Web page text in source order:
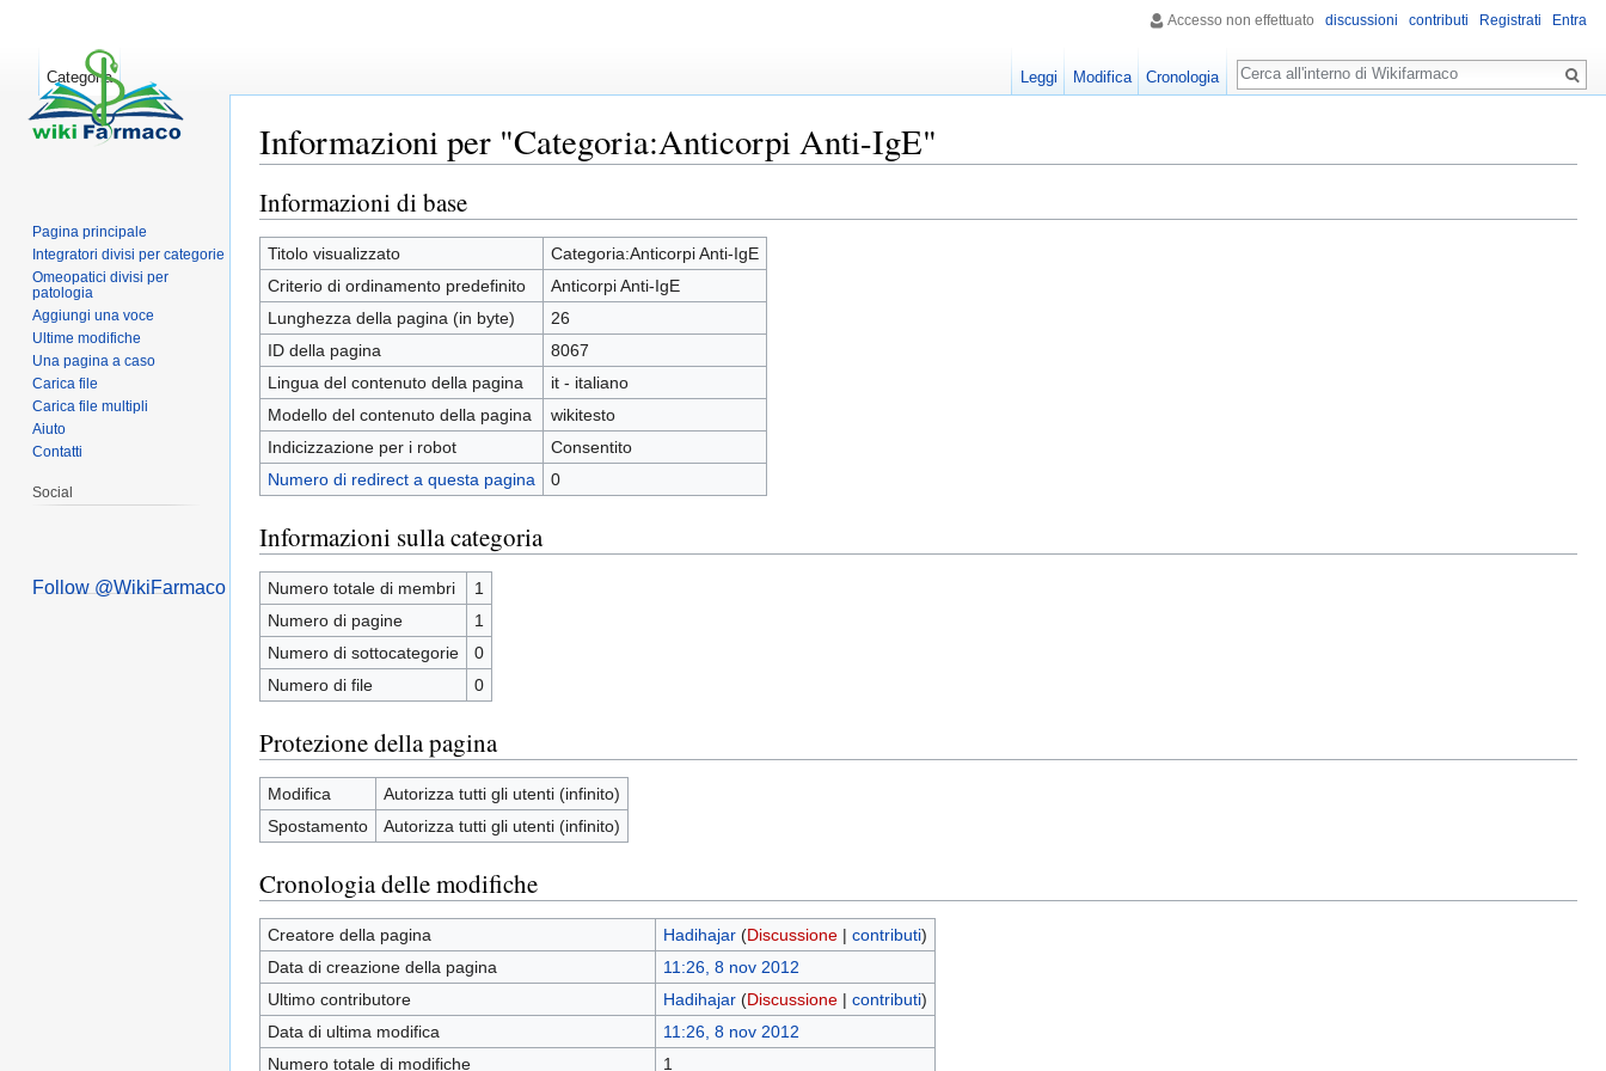
Informazioni per "Categoria:Anticorpi Anti-IgE"
Informazioni di base
Titolo visualizzato
Categoria:Anticorpi Anti-IgE
Criterio di ordinamento predefinito
Anticorpi Anti-IgE
Lunghezza della pagina (in byte)
26
ID della pagina
8067
Lingua del contenuto della pagina
it - italiano
Modello del contenuto della pagina
wikitesto
Indicizzazione per i robot
Consentito
Numero di redirect a questa pagina
0
Informazioni sulla categoria
Numero totale di membri
1
Numero di pagine
1
Numero di sottocategorie
0
Numero di file
0
Protezione della pagina
Modifica
Autorizza tutti gli utenti (infinito)
Spostamento
Autorizza tutti gli utenti (infinito)
Cronologia delle modifiche
Creatore della pagina Hadihajar (Discussione| contributi)
Data di creazione della pagina
11:26, 8 nov 2012
Ultimo contributore
Hadihajar (Discussione| contributi)
Data di ultima modifica
11:26, 8 nov 2012
Numero totale di modifiche
1
Accesso non effettuato discussioni contributi Registrati Entra
Categoria Leggi Modifica Cronologia
Ricerca
Pagina principale
Integratori divisi per categorie
Omeopatici divisi per
patologia
Aggiungi una voce
Ultime modifiche
Una pagina a caso
Carica file
Carica file multipli
Aiuto
Contatti
Social
Follow @WikiFarmaco